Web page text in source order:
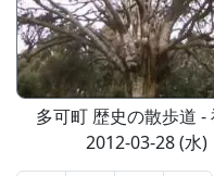
多可町 歴史の散歩道 -
2012-03-28 (水)